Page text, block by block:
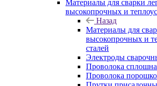
Материалы для сварки
высокопрочных и
Назад
Материалы для
высокопрочных и
сталей
Электроды
Проволока
Проволока